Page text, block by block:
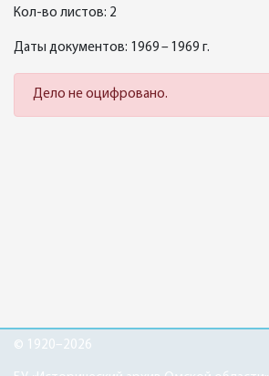
Кол-во листов: 2
Даты документов: 1969 – 1969 г.
Дело не оцифровано.
© 1920–2026